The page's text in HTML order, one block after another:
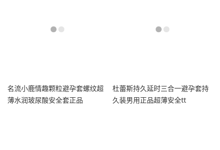
名流小鹿情趣颗粒避孕套螺纹超
薄水润玻尿酸安全套正品
杜蕾斯持久延时三合一避孕套持
久装男用正品超薄安全tt